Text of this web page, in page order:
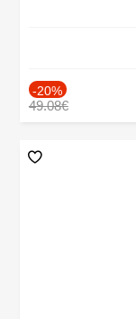
-20%
49.08€